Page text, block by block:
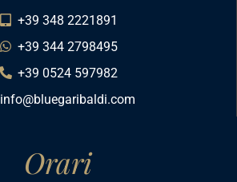
+39 348 2221891
+39 344 2798495
+39 0524 597982
info@bluegaribaldi.com
Orari